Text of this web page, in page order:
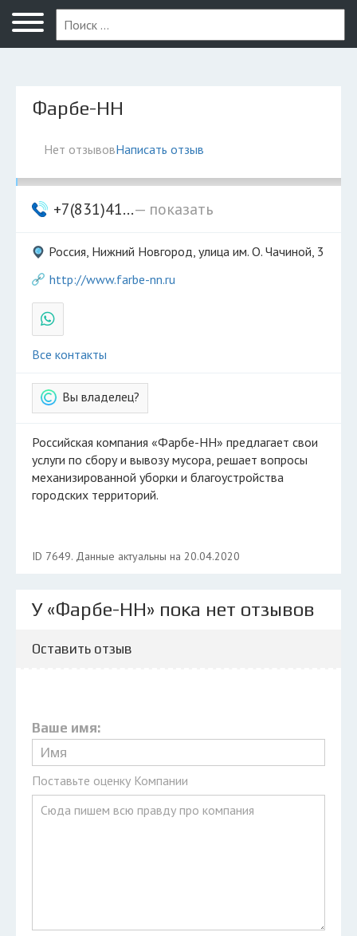
Нижний Новгород
Фарбе-НН
Нет отзывовНаписать отзыв
+7(831)41...— показать
Россия, Нижний Новгород, улица им. О. Чачиной, 3
http://www.farbe-nn.ru
Все контакты
Вы владелец?
Российская компания «Фарбе-НН» предлагает свои
услуги по сбору и вывозу мусора, решает вопросы
механизированной уборки и благоустройства
городских территорий.
ID 7649. Данные актуальны на 20.04.2020
У «Фарбе-НН» пока нет отзывов
Оставить отзыв
Ваше имя:
Поставьте оценку Компании